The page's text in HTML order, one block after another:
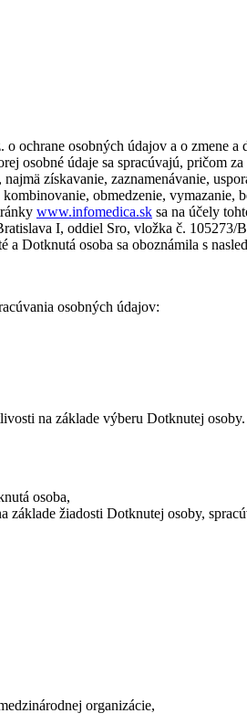
osobných údajov a o zmene
osobné údaje sa spracúvajú, pričom
získavanie, zaznamenávanie,
obmedzenie,
www.infomedica.sk sa na účely
I, oddiel Sro, vložka č.
Dotknutá osoba sa oboznámila s
osobných údajov:
na základe výberu Dotknutej osoby.
osoba,
žiadosti Dotknutej osoby,
organizácie,